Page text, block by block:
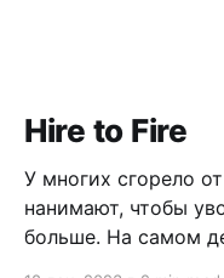
Hire to Fire
У многих сгорело
нанимают, чтобы
больше. На самом